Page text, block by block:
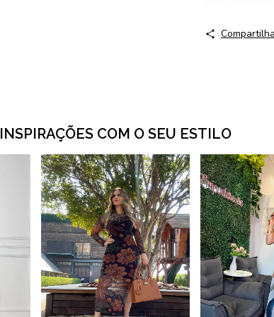
INSPIRAÇÕES COM O SEU ESTILO